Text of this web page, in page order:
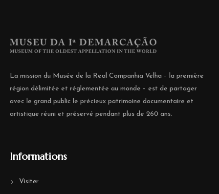
La mission du Musée de la Real Companhia Velha – la première
région délimitée et réglementée au monde – est de partager
avec le grand public le précieux patrimoine documentaire et
artistique réuni et préservé pendant plus de 260 ans.
Informations
Visiter